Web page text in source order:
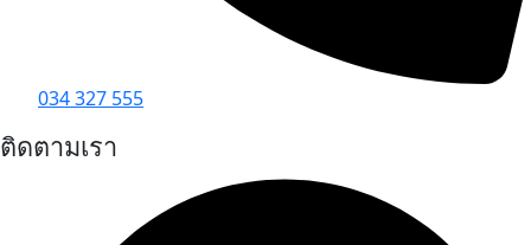
034 327 555
ติดตามเรา